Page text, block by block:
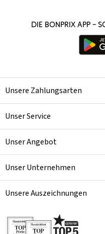
Die bonprix App –
Unsere Zahlungsarten
Unser Service
Unser Angebot
Unser Unternehmen
Unsere Auszeichnungen